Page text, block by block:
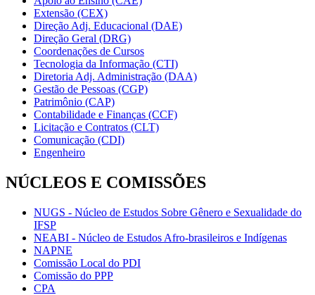
Extensão (CEX)
Direção Adj. Educacional (DAE)
Direção Geral (DRG)
Coordenações de Cursos
Tecnologia da Informação (CTI)
Diretoria Adj. Administração (DAA)
Gestão de Pessoas (CGP)
Patrimônio (CAP)
Contabilidade e Finanças (CCF)
Licitação e Contratos (CLT)
Comunicação (CDI)
Engenheiro
NÚCLEOS E COMISSÕES
NUGS - Núcleo de Estudos Sobre Gênero e Sexualidade do
IFSP
NEABI - Núcleo de Estudos Afro-brasileiros e Indígenas
NAPNE
Comissão Local do PDI
Comissão do PPP
CPA